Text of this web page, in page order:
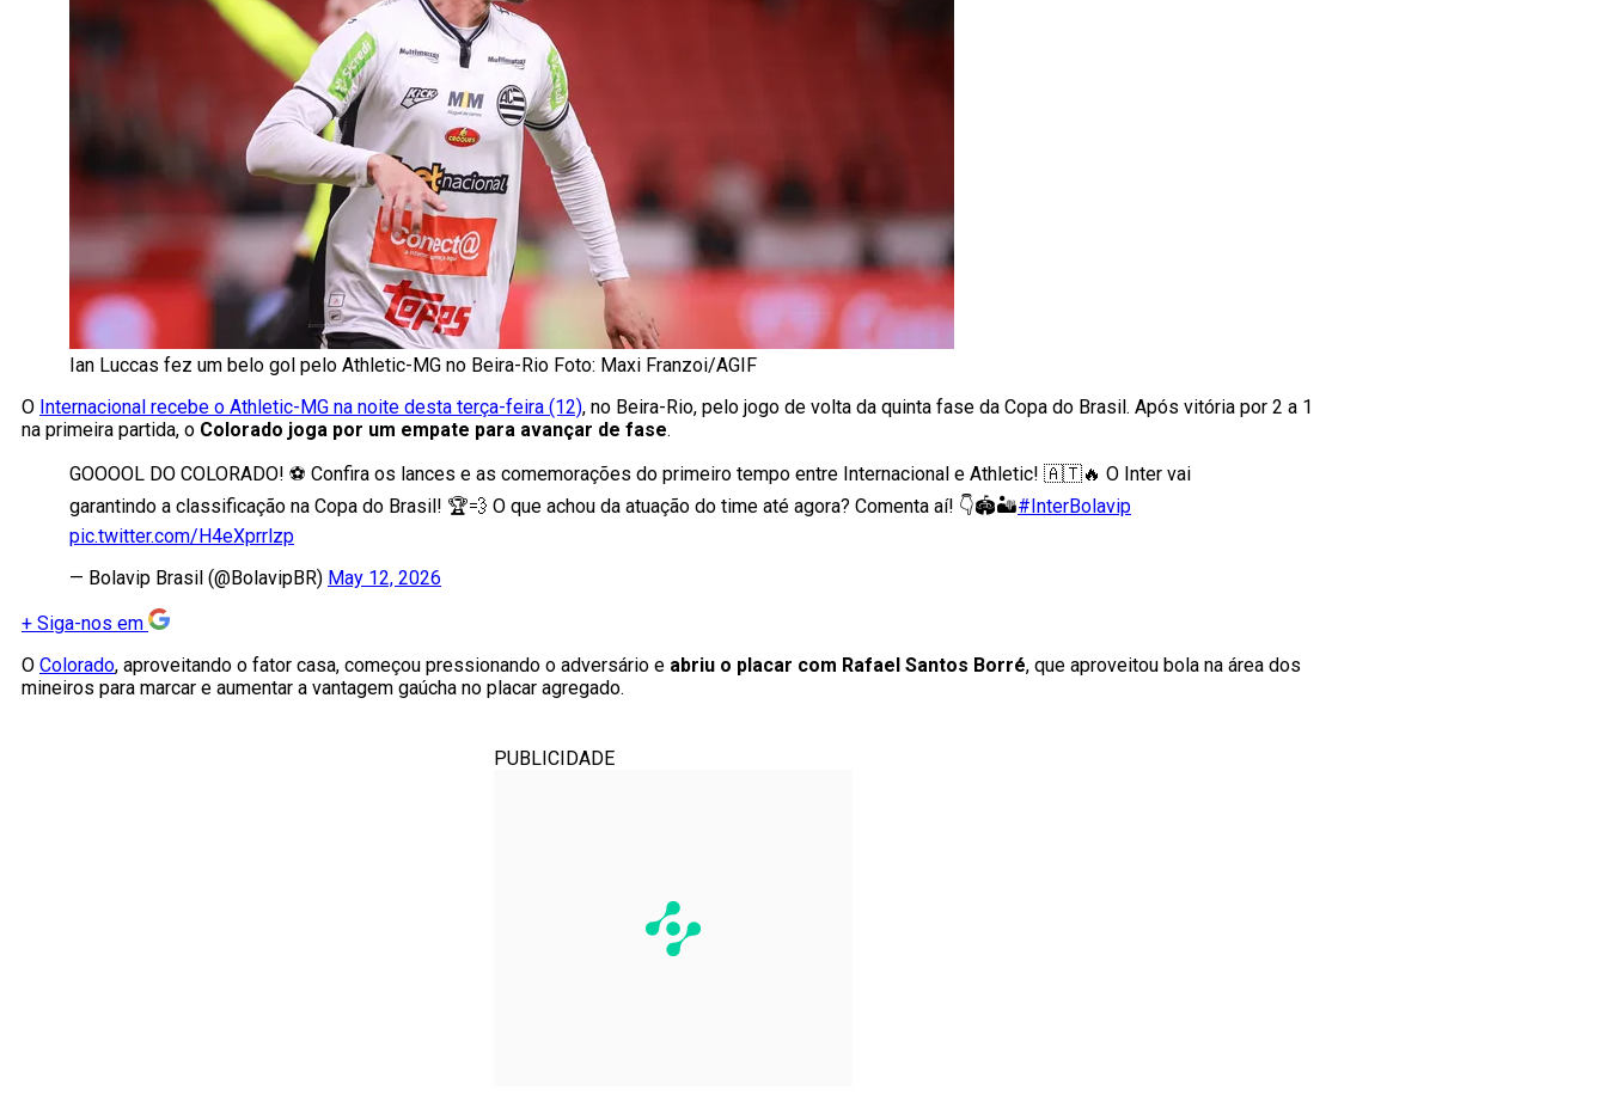
Ian Luccas fez um belo gol pelo Athletic-MG no Beira-Rio Foto: Maxi Franzoi/AGIF
O Internacional recebe o Athletic-MG na noite desta terça-feira (12), no Beira-Rio, pelo jogo de volta da quinta fase da Copa do Brasil. Após vitória por 2 a 1
na primeira partida, o Colorado joga por um empate para avançar de fase.
GOOOOL DO COLORADO! ⚽️ Confira os lances e as comemorações do primeiro tempo entre Internacional e Athletic! 🇦🇹🔥 O Inter vai
garantindo a classificação na Copa do Brasil! 🏆💨 O que achou da atuação do time até agora? Comenta aí! 👇🏟️🏜️#InterBolavip
pic.twitter.com/H4eXprrlzp
— Bolavip Brasil (@BolavipBR) May 12, 2026
+ Siga-nos em
O Colorado, aproveitando o fator casa, começou pressionando o adversário e abriu o placar com Rafael Santos Borré, que aproveitou bola na área dos
mineiros para marcar e aumentar a vantagem gaúcha no placar agregado.
PUBLICIDADE